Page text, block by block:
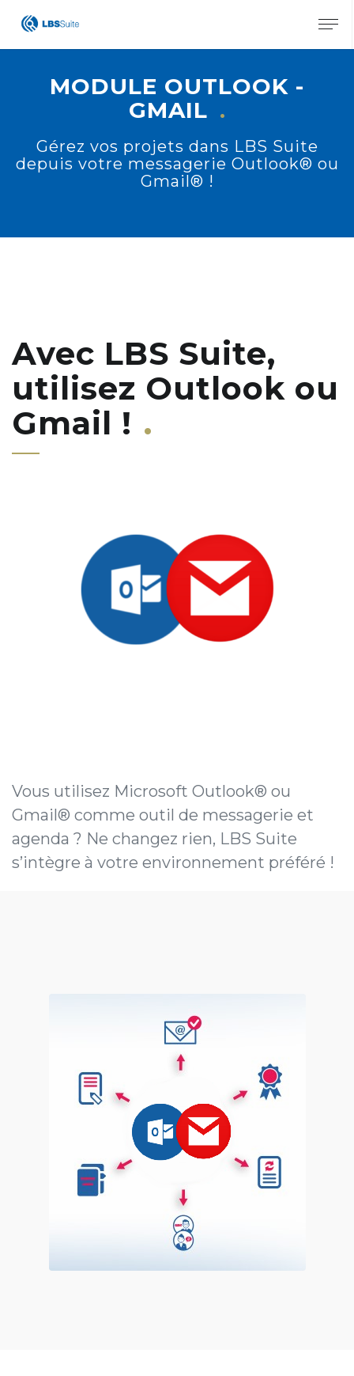
X
MODULE OUTLOOK -
GMAIL
Gérez vos projets dans LBS Suite
depuis votre messagerie Outlook® ou
Gmail® !
Avec LBS Suite,
utilisez Outlook ou
Gmail !
Vous utilisez Microsoft Outlook® ou
Gmail® comme outil de messagerie et
agenda ? Ne changez rien, LBS Suite
s’intègre à votre environnement préféré !